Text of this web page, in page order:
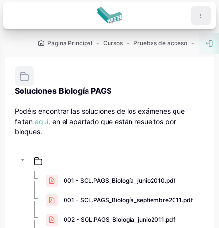
Página Principal Cursos Pruebas de acceso
Soluciones Biología PAGS
Requisitos de finalización
Podéis encontrar las soluciones de los exámenes que
faltan aquí, en el apartado que están resueltos por
bloques.
001 - SOL.PAGS_Biología_junio2010.pdf
001 - SOL.PAGS_Biología_septiembre2011.pdf
002 - SOL.PAGS_Biología_junio2011.pdf